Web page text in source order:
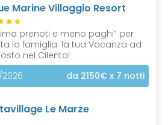
t
)
Marine Villaggio Resort
prenoti e meno paghi” per
la famiglia: la tua Vacanza ad
nel Cilento!
da 2150€ x 7 notti
Le Marze